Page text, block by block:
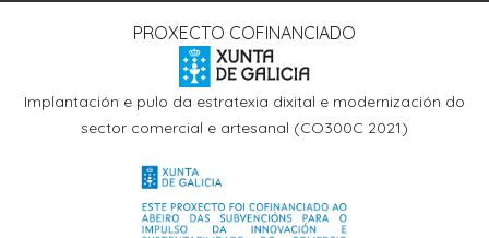
PROXECTO COFINANCIADO
Implantación e pulo da estratexia dixital e modernización do
sector comercial e artesanal (CO300C 2021)